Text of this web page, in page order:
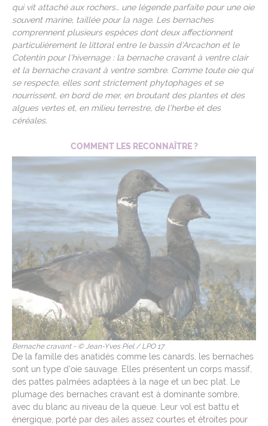
Rejoignez-nous sur
qui vit attaché aux rochers… une légende parfaite pour une oie
souvent marine, taillée pour la nage. Les bernaches
comprennent plusieurs espèces dont deux affectionnent
particulièrement le littoral entre le bassin d’Arcachon et le
Cotentin pour l’hivernage : la bernache cravant à ventre clair
et la bernache cravant à ventre sombre. Comme toute oie qui
se respecte, elles sont strictement phytophages et se
nourrissent, en bord de mer, en broutant des plantes et des
algues vertes et, en milieu terrestre, de l’herbe et des
céréales.
COMMENT LES RECONNAÎTRE ?
Bernache cravant - © Jean-Yves Piel / LPO 17
De la famille des anatidés comme les canards, les bernaches
sont un type d’oie sauvage. Elles présentent un corps massif,
des pattes palmées adaptées à la nage et un bec plat. Le
plumage des bernaches cravant est à dominante sombre,
avec du blanc au niveau de la queue. Leur vol est battu et
énergique, porté par des ailes assez courtes et étroites pour